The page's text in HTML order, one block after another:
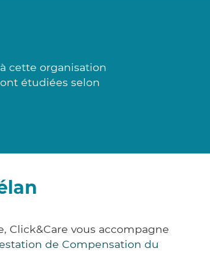
cette organisation
étudiées selon
Click&Care vous accompagne
de Compensation du